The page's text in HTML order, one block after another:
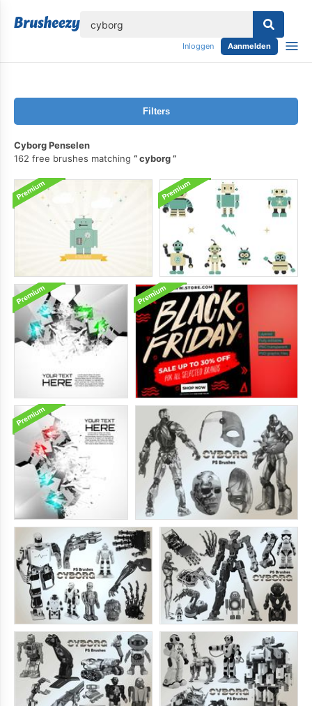
Inloggen Aanmelden
Filters
Cyborg Penselen
162 free brushes matching
cyborg